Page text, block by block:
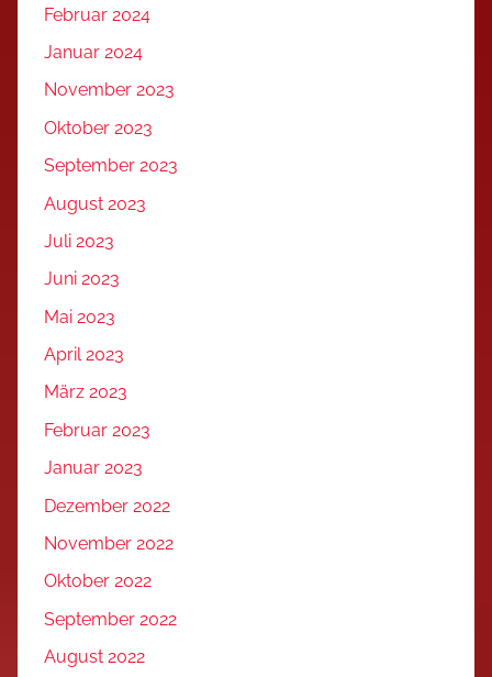
Februar 2024
Januar 2024
November 2023
Oktober 2023
September 2023
August 2023
Juli 2023
Juni 2023
Mai 2023
April 2023
März 2023
Februar 2023
Januar 2023
Dezember 2022
November 2022
Oktober 2022
September 2022
August 2022